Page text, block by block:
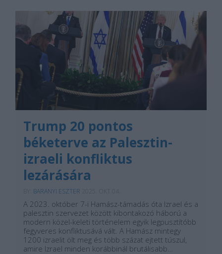
Trump 20 pontos
béketerve az Palesztin-
izraeli konfliktus
lezárására
BARANYI ESZTER
A 2023. október 7-i Hamász-támadás óta Izrael és a
palesztin szervezet között kibontakozó háború a
modern közel-keleti történelem egyik legpusztítóbb
fegyveres konfliktusává vált. A Hamász mintegy
1200 izraelit ölt meg és több százat ejtett túszul,
amire Izrael minden korábbinál brutálisabb…